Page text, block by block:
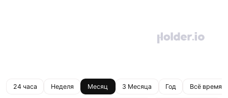
24 часа Неделя Месяц 3 Месяца Год Всё время